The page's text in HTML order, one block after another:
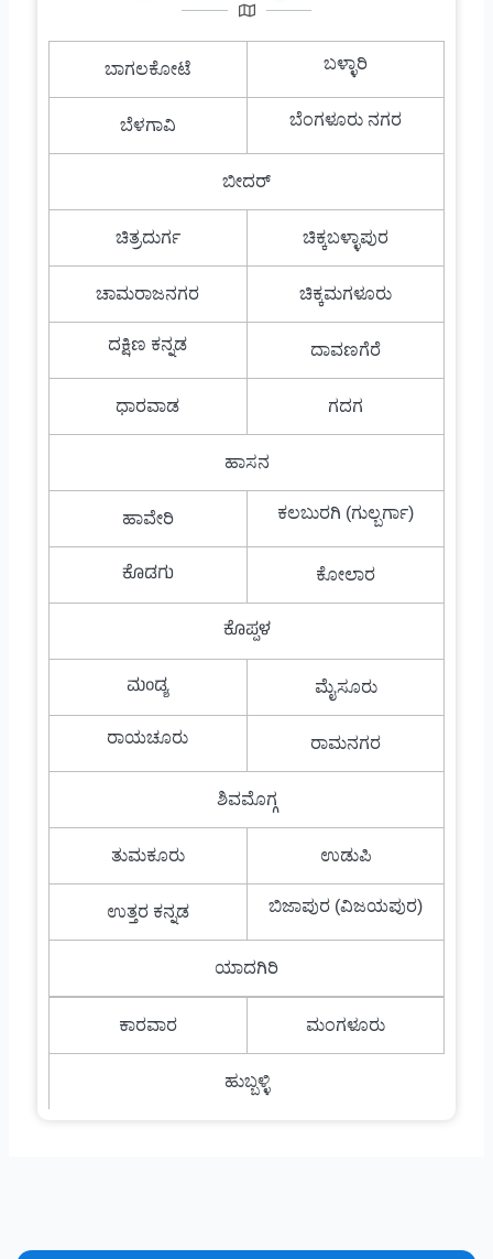
ಬಾಗಲಕೋಟೆ ಬಳ್ಳಾರಿ
ಬೆಳಗಾವಿ ಬೆಂಗಳೂರು ನಗರ
ಬೀದರ್
ಚಿತ್ರದುರ್ಗ ಚಿಕ್ಕಬಳ್ಳಾಪುರ
ಚಾಮರಾಜನಗರ ಚಿಕ್ಕಮಗಳೂರು
ದಕ್ಷಿಣ ಕನ್ನಡ ದಾವಣಗೆರೆ
ಧಾರವಾಡ ಗದಗ
ಹಾಸನ
ಹಾವೇರಿ ಕಲಬುರಗಿ (ಗುಲ್ಬರ್ಗಾ)
ಕೊಡಗು ಕೋಲಾರ
ಕೊಪ್ಪಳ
ಮಂಡ್ಯ
ಮೈಸೂರು
ರಾಯಚೂರು ರಾಮನಗರ
ಶಿವಮೊಗ್ಗ
ತುಮಕೂರು ಉಡುಪಿ
ಉತ್ತರ ಕನ್ನಡ ಬಿಜಾಪುರ (ವಿಜಯಪುರ)
ಯಾದಗಿರಿ
ಕಾರವಾರ ಮಂಗಳೂರು
ಹುಬ್ಬಳ್ಳಿ